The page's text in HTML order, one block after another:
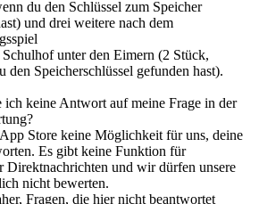
du den Schlüssel zum Speicher
und drei weitere nach dem
unter den Eimern (2 Stück,
den Speicherschlüssel gefunden hast).
ich keine Antwort auf meine Frage in der
Store keine Möglichkeit für uns, deine
Es gibt keine Funktion für
Direktnachrichten und wir dürfen unsere
nicht bewerten.
Fragen, die hier nicht beantwortet